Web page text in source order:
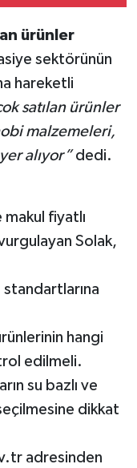
ürünler
sektörünün
hareketli
satılan ürünler
malzemeleri,
alıyor”dedi.
fiyatlı
Solak,
hangi
edilmeli.
su bazlı ve
dikkat
adresinden